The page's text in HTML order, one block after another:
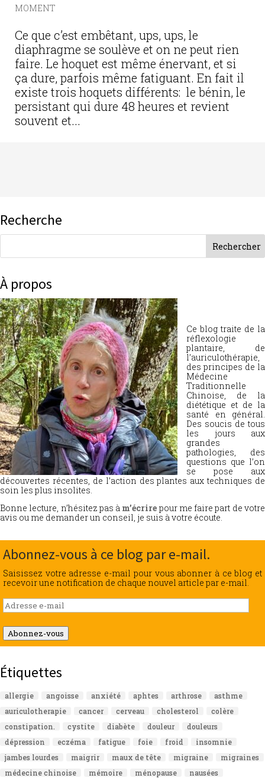
MOMENT
Ce que c’est embêtant, ups, ups, le
diaphragme se soulève et on ne peut rien
faire. Le hoquet est même énervant, et si
ça dure, parfois même fatiguant. En fait il
existe trois hoquets différents: le bénin, le
persistant qui dure 48 heures et revient
souvent et...
Recherche
À propos
Ce blog traite de la
réflexologie
plantaire, de
l’auriculothérapie,
des principes de la
Médecine
Traditionnelle
Chinoise, de la
diététique et de la
santé en général.
Des soucis de tous
les jours aux
grandes
pathologies, des
questions que l’on
se pose aux
découvertes récentes, de l’action des plantes aux techniques de
soin les plus insolites.
Bonne lecture, n’hésitez pas à m’écrire pour me faire part de votre
avis ou me demander un conseil, je suis à votre écoute.
Abonnez-vous à ce blog par e-mail.
Saisissez votre adresse e-mail pour vous abonner à ce blog et
recevoir une notification de chaque nouvel article par e-mail.
Adresse
e-
mail
Abonnez-vous
Étiquettes
allergie angoisse anxiété aphtes arthrose
asthme
auriculotherapie
cancer cerveau cholesterol
colère
constipation.
cystite diabète douleur
douleurs
dépression
eczéma fatigue foie froid
insomnie
jambes lourdes
maigrir maux de tête migraine
migraines
médecine chinoise
mémoire ménopause
nausées